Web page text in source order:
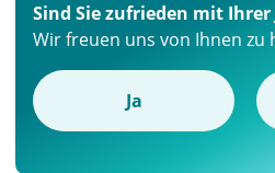
Sind Sie zufrieden mit Ihrer
Wir freuen uns von Ihnen zu
Ja